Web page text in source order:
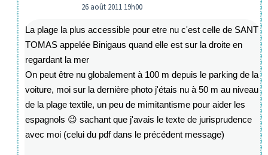
26 août 2011 19h00
La plage la plus accessible pour etre nu c'est celle de SANT
TOMAS appelée Binigaus quand elle est sur la droite en
regardant la mer
On peut être nu globalement à 100 m depuis le parking de la
voiture, moi sur la dernière photo j'étais nu à 50 m au niveau
de la plage textile, un peu de mimitantisme pour aider les
espagnols 😉 sachant que j'avais le texte de jurisprudence
avec moi (celui du pdf dans le précédent message)